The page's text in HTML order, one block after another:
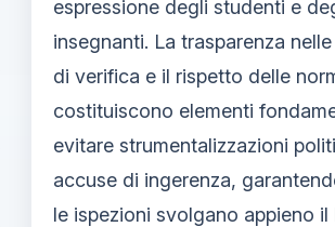
espressione degli studenti e
insegnanti. La trasparenza
di verifica e il rispetto delle
costituiscono elementi
evitare strumentalizzazioni
accuse di ingerenza,
le ispezioni svolgano appieno